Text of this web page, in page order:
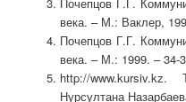
века. – М.: Ваклер,
Почепцов Г.Г.
века. – М.: 1999. – 34-
http://
Нурсултана